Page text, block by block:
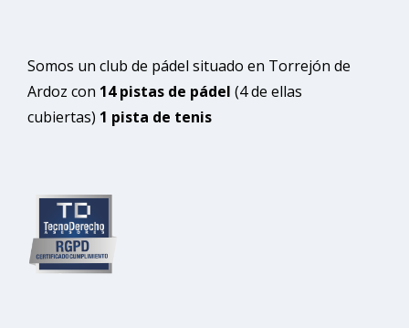
Somos un club de pádel situado en Torrejón de
Ardoz con 14 pistas de pádel (4 de ellas
cubiertas) 1 pista de tenis